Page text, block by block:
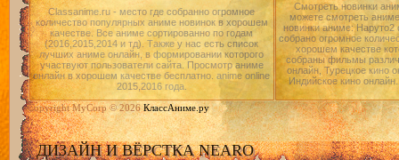
Classanime.ru - место где собранно огромное
количество популярных аниме новинок в хорошем
качестве. Все аниме сортированно по годам
(2016,2015,2014 и тд). Также у нас есть список
лучших аниме онлайн, в формировании которого
участвуют пользователи сайта. Просмотр аниме
онлайн в хорошем качестве бесплатно. anime online
2015,2016 года.
Смотреть новинки
можете смотреть
новинки аниме:
собрано огромное
хорошем качестве
собраны фильмы
онлайн, Турецкое кино
Индийское кино
Copyright MyCorp © 2026КлассАниме.ру
ДИЗАЙН И ВЁРСТКА NEARO